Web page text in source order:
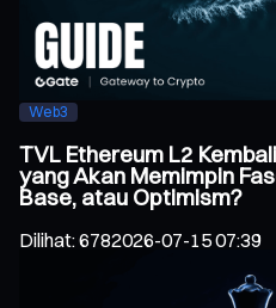
Web3
TVL Ethereum L2
yang Akan Memimpin
Base, atau Optimism?
Dilihat:6782026-07-15 07:39